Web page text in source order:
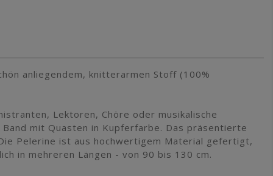
anliegendem, knitterarmen Stoff (100%
Lektoren, Chöre oder musikalische
mit Quasten in Kupferfarbe. Das präsentierte
Pelerine ist aus hochwertigem Material gefertigt,
in mehreren Längen - von 90 bis 130 cm.